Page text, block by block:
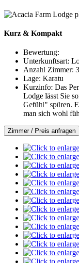
Kurz & Kompakt
Bewertung:
Unterkunftsart:
Anzahl Zimmer:
Lage: Karatu
Kurzinfo: Das
Lodge lässt Sie
Gefühl" spüren.
man sich wohl
Zimmer / Preis anfragen